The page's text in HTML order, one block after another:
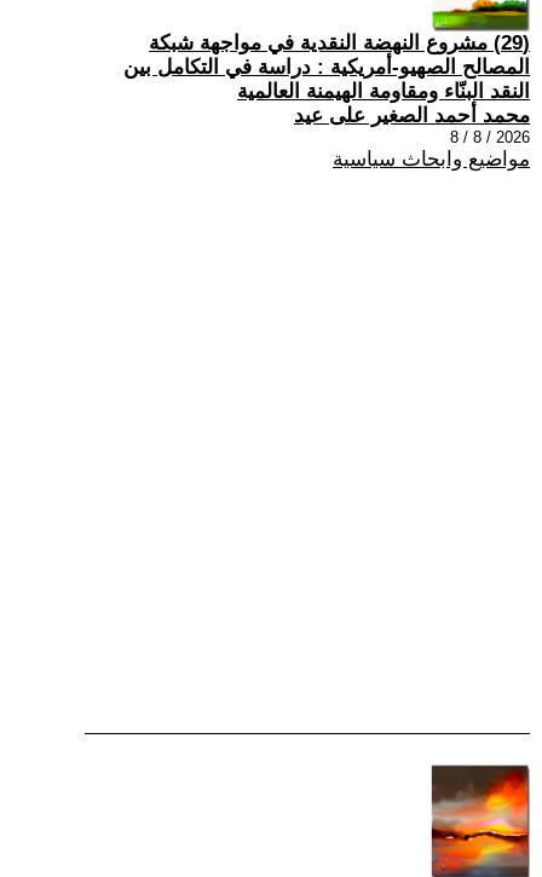
(29) مشروع النهضة النقدية في مواجهة شبكة
المصالح الصهيو-أمريكية : دراسة في التكامل بين
النقد البنّاء ومقاومة الهيمنة العالمية
محمد أحمد الصغير على عيد
2026 / 8 / 8
مواضيع وابحاث سياسية